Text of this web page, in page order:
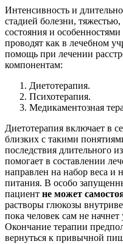
Интенсивность и
стадией болезни,
состояния и
проводят как в лечебном
помощь при лечении
компонентам:
Диетотерапия.
Психотерапия.
Медикаментозная
Диетотерапия включает в
близких с такими
последствия длительного
помогает в составлении
направлен на набор веса и
питания. В особо
пациент не может
растворы глюкозы
пока человек сам не
Окончание терапии
вернуться к привычной